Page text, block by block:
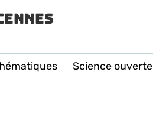
Science ouverte